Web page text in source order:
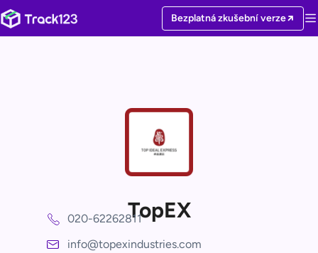
Bezplatná zkušební verze
TopEX
020-62262811
info@topexindustries.com